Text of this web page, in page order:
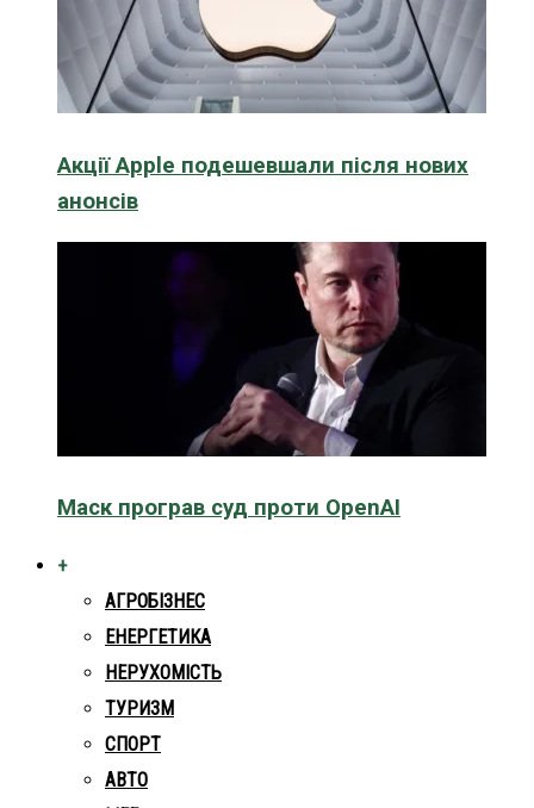
Акції Apple подешевшали після нових
анонсів
Маск програв суд проти OpenAI
+
АГРОБІЗНЕС
ЕНЕРГЕТИКА
НЕРУХОМІСТЬ
ТУРИЗМ
СПОРТ
АВТО